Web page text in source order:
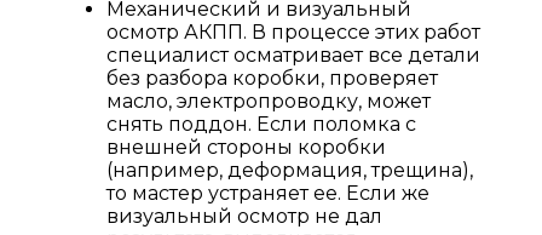
Механический и визуальный
осмотр АКПП. В процессе этих работ
специалист осматривает все детали
без разбора коробки, проверяет
масло, электропроводку, может
снять поддон. Если поломка с
внешней стороны коробки
(например, деформация, трещина),
то мастер устраняет ее. Если же
визуальный осмотр не дал